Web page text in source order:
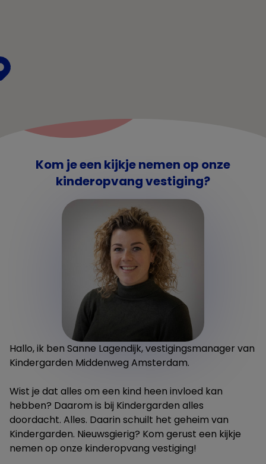
Kom je een kijkje nemen op onze
kinderopvang vestiging?
Hallo, ik ben Sanne Lagendijk, vestigingsmanager van
Kindergarden Middenweg Amsterdam.
Wist je dat alles om een kind heen invloed kan
hebben? Daarom is bij Kindergarden alles
doordacht. Alles. Daarin schuilt het geheim van
Kindergarden. Nieuwsgierig? Kom gerust een kijkje
nemen op onze kinderopvang vestiging!